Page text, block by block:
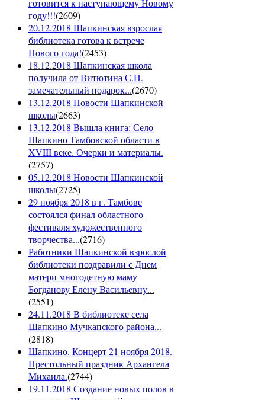
готовится к наступающему Новому
году!!!(2609)
20.12.2018 Шапкинская взрослая
библиотека готова к встрече
Нового года!(2453)
18.12.2018 Шапкинская школа
получила от Витютина С.Н.
замечательный подарок...(2670)
13.12.2018 Новости Шапкинской
школы(2663)
13.12.2018 Вышла книга: Село
Шапкино Тамбовской области в
XVIII веке. Очерки и материалы.
(2757)
05.12.2018 Новости Шапкинской
школы(2725)
29 ноября 2018 в г. Тамбове
состоялся финал областного
фестиваля художественного
творчества...(2716)
Работники Шапкинской взрослой
библиотеки поздравили с Днем
матери многодетную маму
Богданову Елену Васильевну...
(2551)
24.11.2018 В библиотеке села
Шапкино Мучкапского района...
(2818)
Шапкино. Концерт 21 ноября 2018.
Престольный праздник Архангела
Михаила.(2744)
19.11.2018 Создание новых полов в